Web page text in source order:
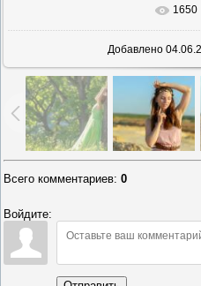
В реальном 1650
Добавлено
Всего комментариев: 0
Войдите: